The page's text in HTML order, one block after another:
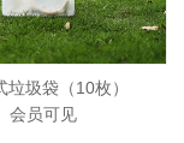
垃圾袋（10枚）
会员可见